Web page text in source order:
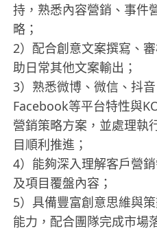
持，熟悉內容營銷、事件
略；
2）配合創意文案撰寫、
助日常其他文案輸出；
3）熟悉微博、微信、抖
Facebook等平台特性與
營銷策略方案，並處理執
目順利推進；
4）能夠深入理解客戶營
及項目覆盤內容；
5）具備豐富創意思維與
能力，配合團隊完成市場